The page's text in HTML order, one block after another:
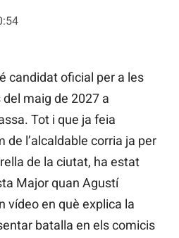
candidat oficial per a les
maig de 2027 a
Tot i que ja feia
de l’alcaldable corria ja per
de la ciutat, ha estat
Major quan Agustí
vídeo en què explica la
batalla en els comicis